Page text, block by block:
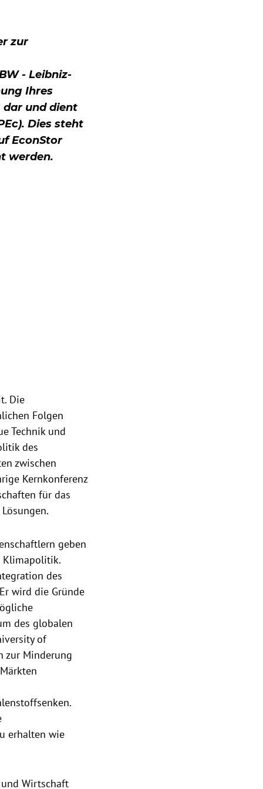
zur
- Leibniz-
Ihres
dar und dient
Dies steht
EconStor
werden.
Die
Folgen
Technik und
des
zwischen
Kernkonferenz
für das
geben
Klimapolitik.
des
wird die Gründe
des globalen
of
zur Minderung
erhalten wie
Wirtschaft